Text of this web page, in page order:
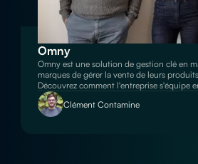
Omny
Omny est une solution de gestion clé en
marques de gérer la vente de leurs
Découvrez comment l'entreprise s'équipe
Clément Contamine